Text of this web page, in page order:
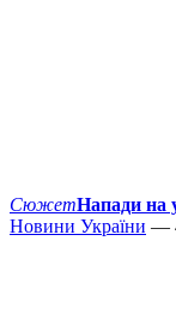
СюжетНапади на
Новини України —